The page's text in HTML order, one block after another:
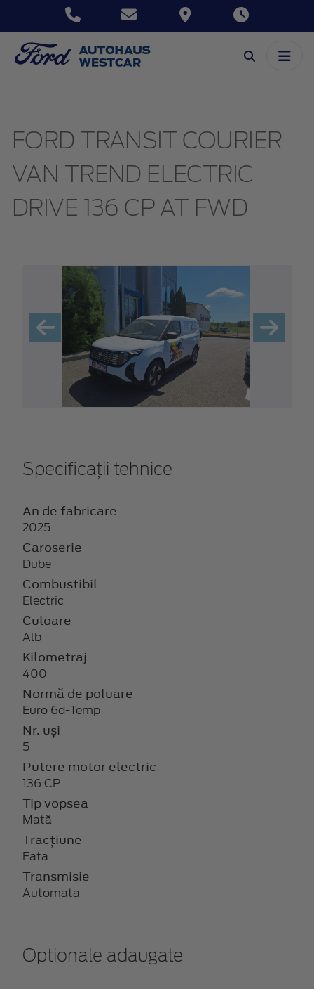
FORD TRANSIT COURIER
VAN TREND ELECTRIC
DRIVE 136 CP AT FWD
Specificații tehnice
An de fabricare
2025
Caroserie
Dube
Combustibil
Electric
Culoare
Alb
Kilometraj
400
Normă de poluare
Euro 6d-Temp
Nr. uși
5
Putere motor electric
136 CP
Tip vopsea
Mată
Tracțiune
Fata
Transmisie
Automata
Optionale adaugate